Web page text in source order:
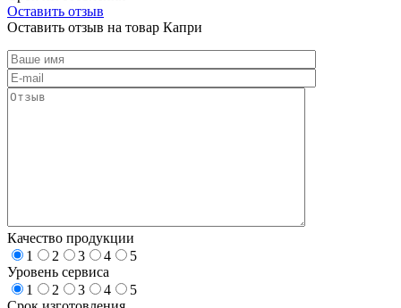
Оставить отзыв
Оставить отзыв на товар Капри
Качество продукции
1
2 3 4
5
Уровень сервиса
1
2 3 4
5